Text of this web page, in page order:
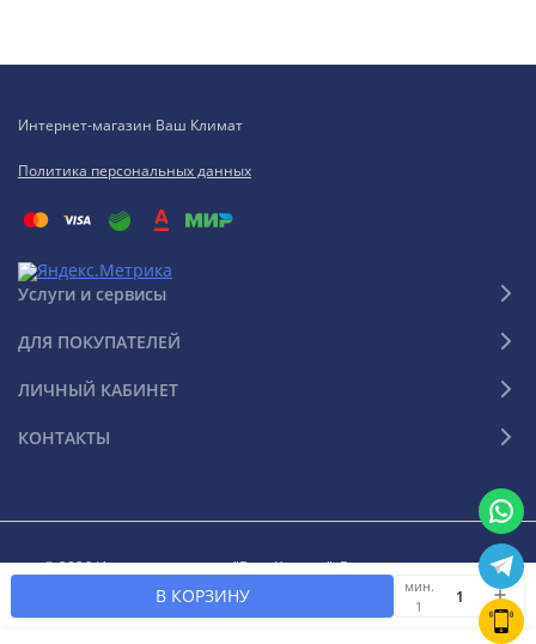
В КОРЗИНУ
мин.
1
Интернет-магазин Ваш Климат
Политика персональных данных
Услуги и сервисы
ДЛЯ ПОКУПАТЕЛЕЙ
ЛИЧНЫЙ КАБИНЕТ
КОНТАКТЫ
© 2026 Интернет-магазин "Ваш Климат". Все права защищены